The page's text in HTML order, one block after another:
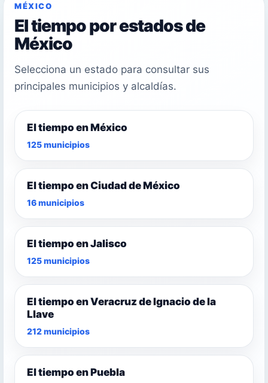
MÉXICO
El tiempo por estados de
México
Selecciona un estado para consultar sus
principales municipios y alcaldías.
El tiempo en México
125 municipios
El tiempo en Ciudad de México
16 municipios
El tiempo en Jalisco
125 municipios
El tiempo en Veracruz de Ignacio de la
Llave
212 municipios
El tiempo en Puebla